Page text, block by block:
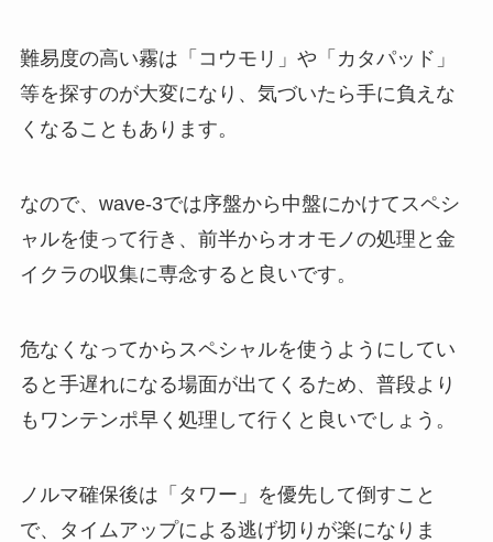
難易度の高い霧は「コウモリ」や「カタパッド」
等を探すのが大変になり、気づいたら手に負えな
くなることもあります。
なので、wave-3では序盤から中盤にかけてスペシ
ャルを使って行き、前半からオオモノの処理と金
イクラの収集に専念すると良いです。
危なくなってからスペシャルを使うようにしてい
ると手遅れになる場面が出てくるため、普段より
もワンテンポ早く処理して行くと良いでしょう。
ノルマ確保後は「タワー」を優先して倒すこと
で、タイムアップによる逃げ切りが楽になりま